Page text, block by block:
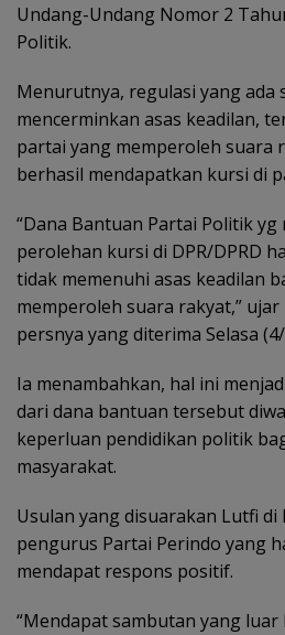
Undang-Undang Nomor 2
Politik.
Menurutnya, regulasi yang ada
mencerminkan asas keadilan,
partai yang memperoleh suara
berhasil mendapatkan kursi di
“Dana Bantuan Partai Politik yg
perolehan kursi di DPR/DPRD
tidak memenuhi asas keadilan
memperoleh suara rakyat,”
persnya yang diterima Selasa
Ia menambahkan, hal ini
dari dana bantuan tersebut
keperluan pendidikan politik
masyarakat.
Usulan yang disuarakan Lutfi di
pengurus Partai Perindo yang
mendapat respons positif.
“Mendapat sambutan yang